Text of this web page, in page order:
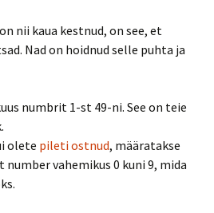
nii kaua kestnud, on see, et
Nad on hoidnud selle puhta ja
numbrit 1-st 49-ni. See on teie
olete pileti ostnud, määratakse
vahemikus 0 kuni 9, mida